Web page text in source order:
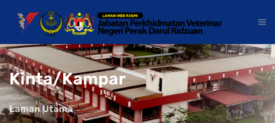
Kinta/Kampar
Laman Utama